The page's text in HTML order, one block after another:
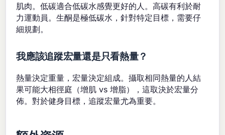
肌肉。低碳適合低碳水感覺更好的人。高碳有利於耐
力運動員。生酮是極低碳水，針對特定目標，需要仔
細規劃。
我應該追蹤宏量還是只看熱量？
熱量決定重量，宏量決定組成。攝取相同熱量的人結
果可能大相徑庭（增肌 vs 增脂），這取決於宏量分
佈。對於健身目標，追蹤宏量尤為重要。